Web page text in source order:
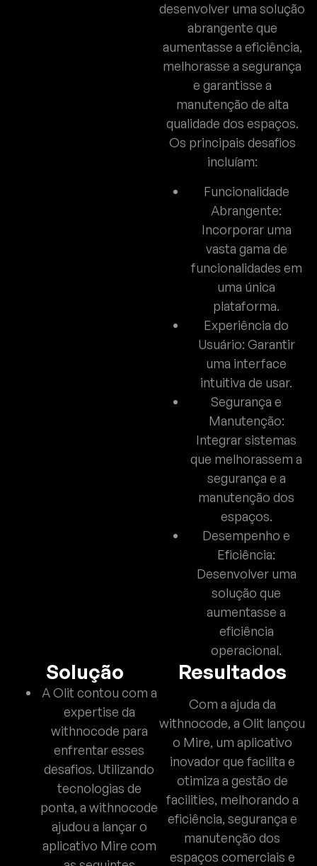
desenvolver uma solução
abrangente que
aumentasse a eficiência,
melhorasse a segurança
e garantisse a
manutenção de alta
qualidade dos espaços.
Os principais desafios
incluíam:
Funcionalidade
Abrangente:
Incorporar uma
vasta gama de
funcionalidades em
uma única
plataforma.
Experiência do
Usuário: Garantir
uma interface
intuitiva de usar.
Segurança e
Manutenção:
Integrar sistemas
que melhorassem a
segurança e a
manutenção dos
espaços.
Desempenho e
Eficiência:
Desenvolver uma
solução que
aumentasse a
eficiência
operacional.
Solução
A Olit contou com a
expertise da
withnocode para
enfrentar esses
desafios. Utilizando
tecnologias de
ponta, a withnocode
ajudou a lançar o
aplicativo Mire com
Resultados
Com a ajuda da
withnocode, a Olit lançou
o Mire, um aplicativo
inovador que facilita e
otimiza a gestão de
facilities, melhorando a
eficiência, segurança e
manutenção dos
espaços comerciais e